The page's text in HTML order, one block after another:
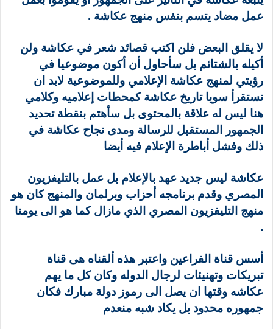
عمل مضاد يتسم بنفس منهج عكاشة .
لا يقلق البعض فلن اكتب قصائد شعر في عكاشة ولن
أكيله بالشتائم بل سأحاول أن أكون موضوعيا في
رؤيتي لمنهج عكاشة الإعلامي وللموضوعية لابد ان
نستقرأ سويا تاريخ عكاشة كمحطات إعلاميه وكلامي
هنا ليس له علاقة بالمحتوى بل سأهتم بنقطة تحديد
الجمهور المستقبل للرسالة ومدى نجاح عكاشة في
ذلك وفشل أباطرة الإعلام فيه أيضا
عكاشة ليس جديد عهد بالإعلام بل عمل بالتليفزيون
المصري وقدم برنامجه أحزاب وبرلمان والمنهج كان هو
منهج التليفزيون المصري الذي مازال كما هو الى يومنا
.
أسس قناة الفراعين واعتبر هذه ألقناه هى قناة
تبريكات وتهنيئات لرجال الدوله وكان كل ما يهم
عكاشه وقتها ان يصل الى رموز دولة مبارك فكان
جمهوره محدود بل يكاد شبه منعدم